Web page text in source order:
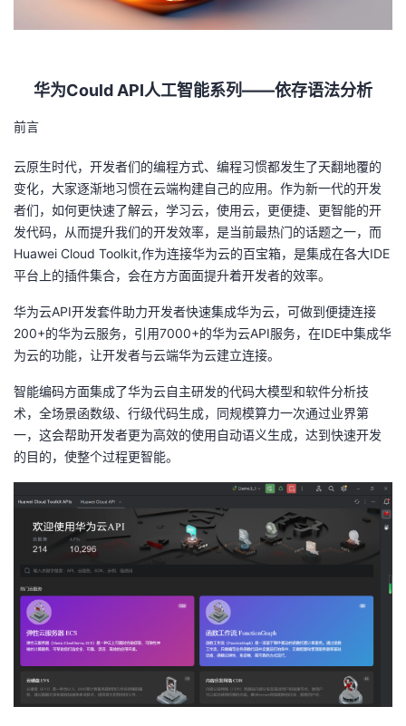
的
博
我
的
我
子直
播
的
活
动
我
的
关
注
我
的
开
发
学
堂
我
的
课
我
的
我
我
的
Programs
我
的
支
持
我
的
术
我
云
华为Could API人工智能系列——依存语法分析
前言
云原生时代，开发者们的编程方式、编程习惯都发生了天翻地覆的
变化，大家逐渐地习惯在云端构建自己的应用。作为新一代的开发
者们，如何更快速了解云，学习云，使用云，更便捷、更智能的开
发代码，从而提升我们的开发效率，是当前最热门的话题之一，而
Huawei Cloud Toolkit,作为连接华为云的百宝箱，是集成在各大IDE
平台上的插件集合，会在方方面面提升着开发者的效率。
华为云API开发套件助力开发者快速集成华为云，可做到便捷连接
200+的华为云服务，引用7000+的华为云API服务，在IDE中集成华
为云的功能，让开发者与云端华为云建立连接。
智能编码方面集成了华为云自主研发的代码大模型和软件分析技
术，全场景函数级、行级代码生成，同规模算力一次通过业界第
一，这会帮助开发者更为高效的使用自动语义生成，达到快速开发
的目的，使整个过程更智能。